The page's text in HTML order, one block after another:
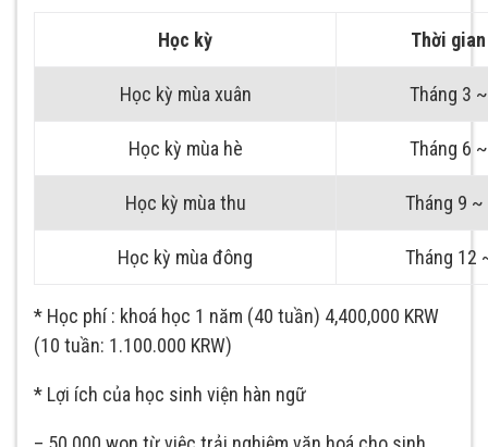
Học kỳ Thời
Học kỳ mùa xuân Tháng 3
Học kỳ mùa hè Tháng 6
Học kỳ mùa thu Tháng 9
Học kỳ mùa đông Tháng 12
* Học phí : khoá học 1 năm (40 tuần) 4,400,000 KRW
(10 tuần: 1.100.000 KRW)
* Lợi ích của học sinh viện hàn ngữ